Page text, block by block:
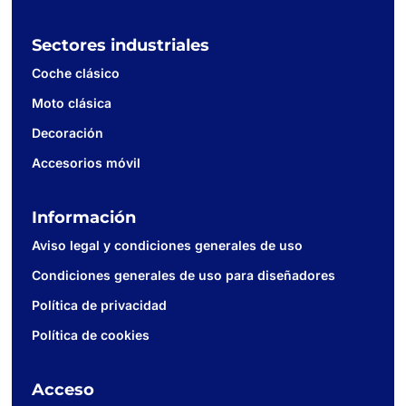
Sectores industriales
Coche clásico
Moto clásica
Decoración
Accesorios móvil
Información
Aviso legal y condiciones generales de uso
Condiciones generales de uso para diseñadores
Política de privacidad
Política de cookies
Acceso